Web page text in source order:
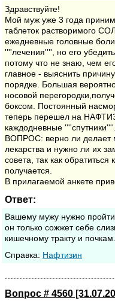
Здравствуйте!
Мой муж уже 3 года
таблеток растворимого
ежедневные головные
''''лечения'''', но его
потому что не знаю, чем
главное - выяснить
порядке. Большая
носовой
боксом. Постоянный
теперь перешел на
каждодневные ''''спутники''''.
ВОПРОС: верно ли делает
лекарства и нужно ли их
совета, так как обратиться
получается.
В прилагаемой анкете
Ответ:
Вашему мужу нужно
он только сожжет себе
кишечному тракту и почкам.
Cправка: Нафтизин
Вопрос # 4560